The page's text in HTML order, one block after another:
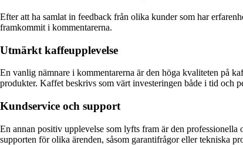
Efter att ha samlat in feedback från olika kunder som har
framkommit i kommentarerna.
Utmärkt kaffeupplevelse
En vanlig nämnare i kommentarerna är den höga kvaliteten på
produkter. Kaffet beskrivs som värt investeringen både i tid och
Kundservice och support
En annan positiv upplevelse som lyfts fram är den
supporten för olika ärenden, såsom garantifrågor eller tekniska